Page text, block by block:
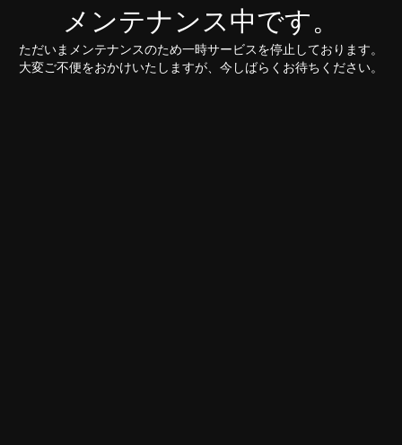
メンテナンス中です。
ただいまメンテナンスのため一時サービスを停止しております。
大変ご不便をおかけいたしますが、今しばらくお待ちください。